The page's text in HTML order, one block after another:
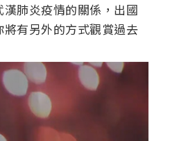
肺炎疫情的關係，出國
有另外的方式觀賞過去